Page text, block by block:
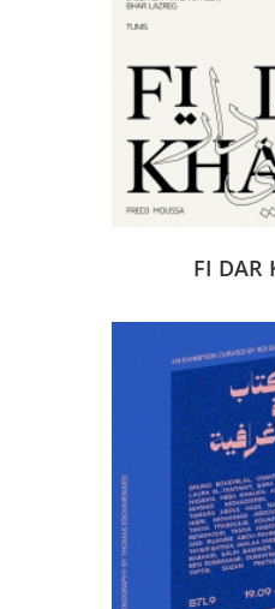
FI DAR